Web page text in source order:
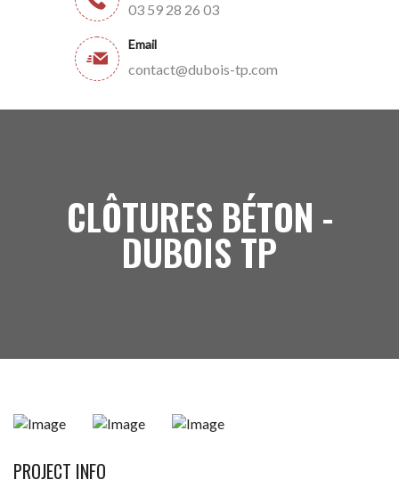
03 59 28 26 03
Email
contact@dubois-tp.com
CLÔTURES BÉTON -
DUBOIS TP
PROJECT INFO